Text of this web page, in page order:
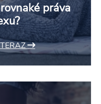
práva